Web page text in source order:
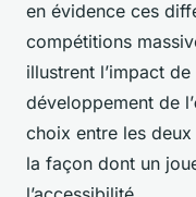
en évidence ces
compétitions
illustrent l’impact de
développement de l’
choix entre les
la façon dont un